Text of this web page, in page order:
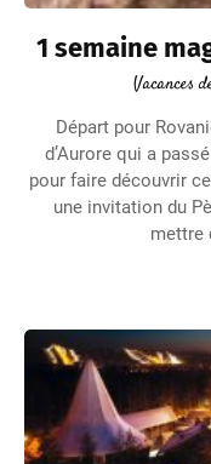
1 semaine
Vacances
Départ pour
d’Aurore qui a
pour faire découvrir
une invitation du
mettre